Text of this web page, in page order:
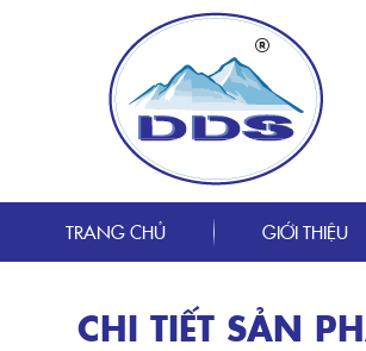
TRANG CHỦ GIỚI THIỆU
CHI TIẾT SẢN